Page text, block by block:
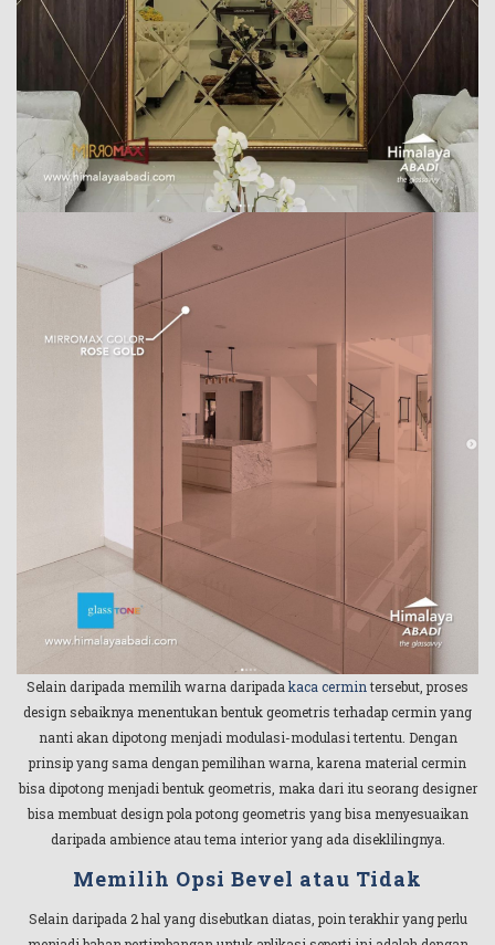
Selain daripada memilih warna daripada kaca cermintersebut, proses
design sebaiknya menentukan bentuk geometris terhadap cermin yang
nanti akan dipotong menjadi modulasi-modulasi tertentu. Dengan
prinsip yang sama dengan pemilihan warna, karena material cermin
bisa dipotong menjadi bentuk geometris, maka dari itu seorang designer
bisa membuat design pola potong geometris yang bisa menyesuaikan
daripada ambience atau tema interior yang ada diseklilingnya.
Memilih Opsi Bevel atau Tidak
Selain daripada 2 hal yang disebutkan diatas, poin terakhir yang perlu